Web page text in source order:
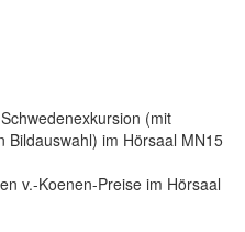
(mit
Bildauswahl) im Hörsaal MN15
v.-Koenen-Preise im Hörsaal